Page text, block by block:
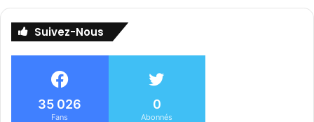
Suivez-Nous
35 026
Fans
0
Abonnés